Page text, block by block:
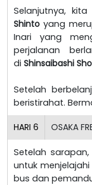
Selanjutnya,
Shinto yang
Inari yang
perjalanan
di Shinsaibashi
Setelah
beristirahat.
HARI 6 OSAKA
Setelah
untuk menjelajahi
bus dan